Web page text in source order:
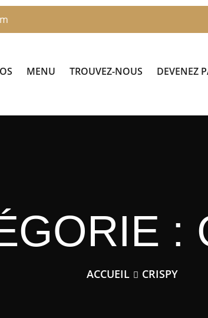
MENU TROUVEZ-NOUS DEVENEZ
:
ACCUEIL CRISPY